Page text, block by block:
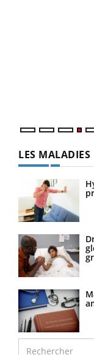
LES MALADIES